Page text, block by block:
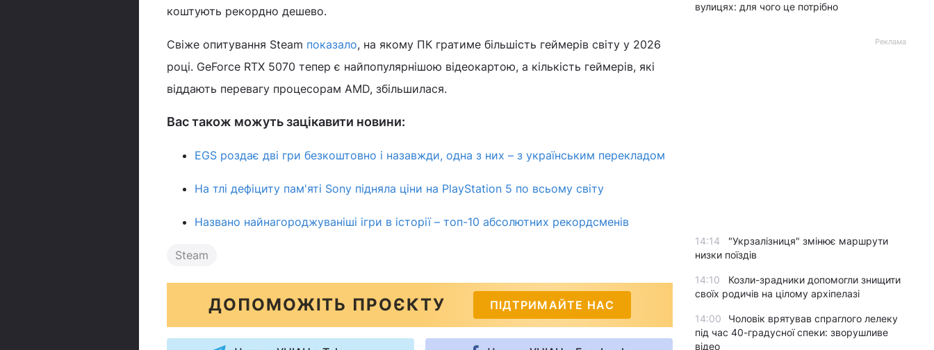
коштують рекордно дешево.
Свіже опитування Steam показало, на якому ПК гратиме більшість геймерів світу у 2026
році. GeForce RTX 5070 тепер є найпопулярнішою відеокартою, а кількість геймерів, які
віддають перевагу процесорам AMD, збільшилася.
Вас також можуть зацікавити новини:
EGS роздає дві гри безкоштовно і назавжди, одна з них – з українським перекладом
На тлі дефіциту пам'яті Sony підняла ціни на PlayStation 5 по всьому світу
Названо найнагороджуваніші ігри в історії – топ-10 абсолютних рекордсменів
Steam
ДОПОМОЖІТЬ ПРОЄКТУ ПІДТРИМАЙТЕ НАС
вулицях: для чого це потрібно
Реклама
14:14
"Укрзалізниця" змінює маршрути
низки поїздів
14:10
Козли-зрадники допомогли знищити
своїх родичів на цілому архіпелазі
14:00
Чоловік врятував спраглого лелеку
під час 40-градусної спеки: зворушливе
відео